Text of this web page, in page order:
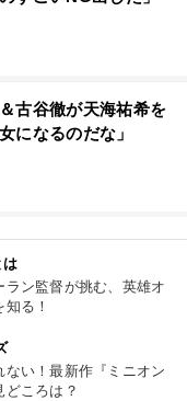
古谷徹が天海祐希を
になるのだな」
は
ラン監督が挑む、英雄オ
る！
ない！最新作『ミニオン
どころは？